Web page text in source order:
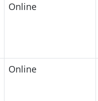
Online
Online